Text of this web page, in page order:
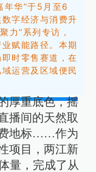
年华”于5月至6
字经济与消费升
力”系列专访，
赋能路径。 本期
时零售赛道，在
运营及区域便民
厚重底色，摇
播间的天然取
费地标……作为
项目，两江新
量，完成了从